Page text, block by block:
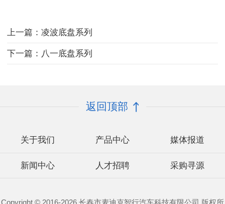
上一篇：凌波底盘系列
下一篇：八一底盘系列
返回顶部
关于我们 产品中心 媒体报道
新闻中心 人才招聘 采购寻源
Copyright © 2016-2026 长春市麦迪克智行汽车科技有限公司 版权所